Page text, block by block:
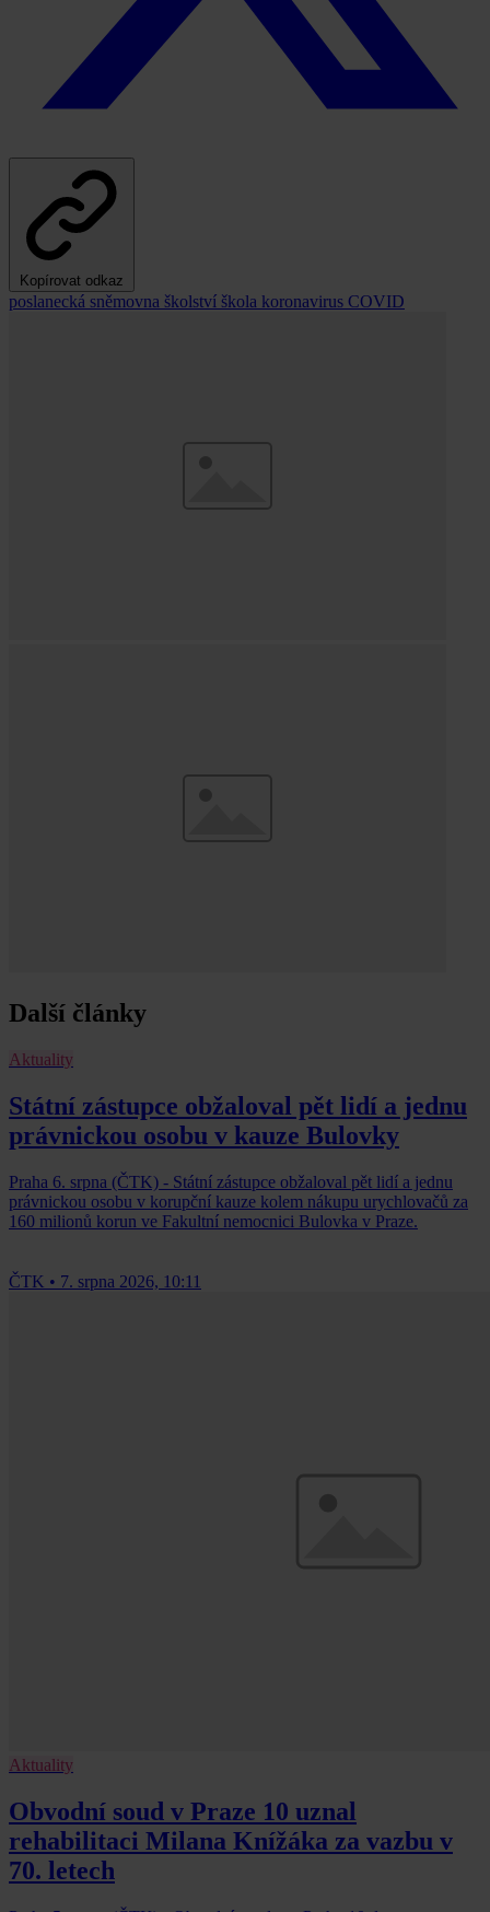
Kopírovat odkaz
poslanecká sněmovna školství škola koronavirus COVID
Další články
Aktuality
Státní zástupce obžaloval pět lidí a jednu
právnickou osobu v kauze Bulovky
Praha 6. srpna (ČTK) - Státní zástupce obžaloval pět lidí a jednu
právnickou osobu v korupční kauze kolem nákupu urychlovačů za
160 milionů korun ve Fakultní nemocnici Bulovka v Praze.
ČTK • 7. srpna 2026, 10:11
Aktuality
Obvodní soud v Praze 10 uznal
rehabilitaci Milana Knížáka za vazbu v
70. letech